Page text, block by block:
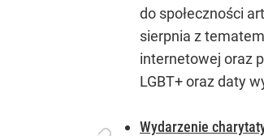
do społeczności
sierpnia z
internetowej oraz
LGBT+ oraz daty
Wydarzenie